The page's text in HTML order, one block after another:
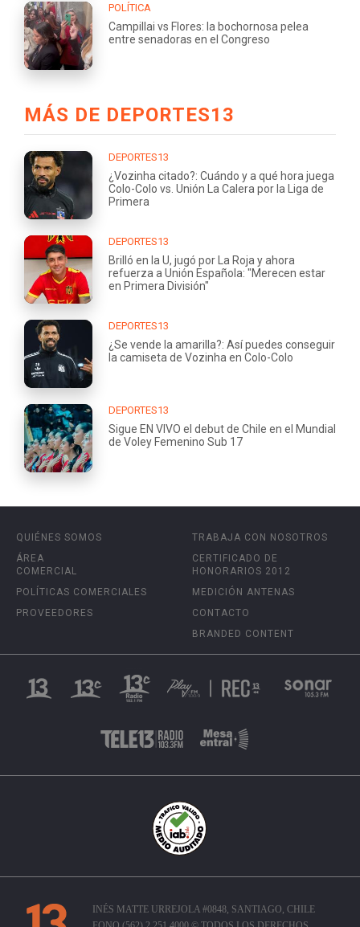
POLÍTICA
Campillai vs Flores: la bochornosa pelea
entre senadoras en el Congreso
MÁS DE DEPORTES13
DEPORTES13
¿Vozinha citado?: Cuándo y a qué hora juega
Colo-Colo vs. Unión La Calera por la Liga de
Primera
DEPORTES13
Brilló en la U, jugó por La Roja y ahora
refuerza a Unión Española: "Merecen estar
en Primera División"
DEPORTES13
¿Se vende la amarilla?: Así puedes conseguir
la camiseta de Vozinha en Colo-Colo
DEPORTES13
Sigue EN VIVO el debut de Chile en el Mundial
de Voley Femenino Sub 17
QUIÉNES SOMOS
ÁREA
COMERCIAL
POLÍTICAS COMERCIALES
PROVEEDORES
TRABAJA CON NOSOTROS
CERTIFICADO DE
HONORARIOS 2012
MEDICIÓN ANTENAS
CONTACTO
BRANDED CONTENT
INÉS MATTE URREJOLA #0848, SANTIAGO, CHILE